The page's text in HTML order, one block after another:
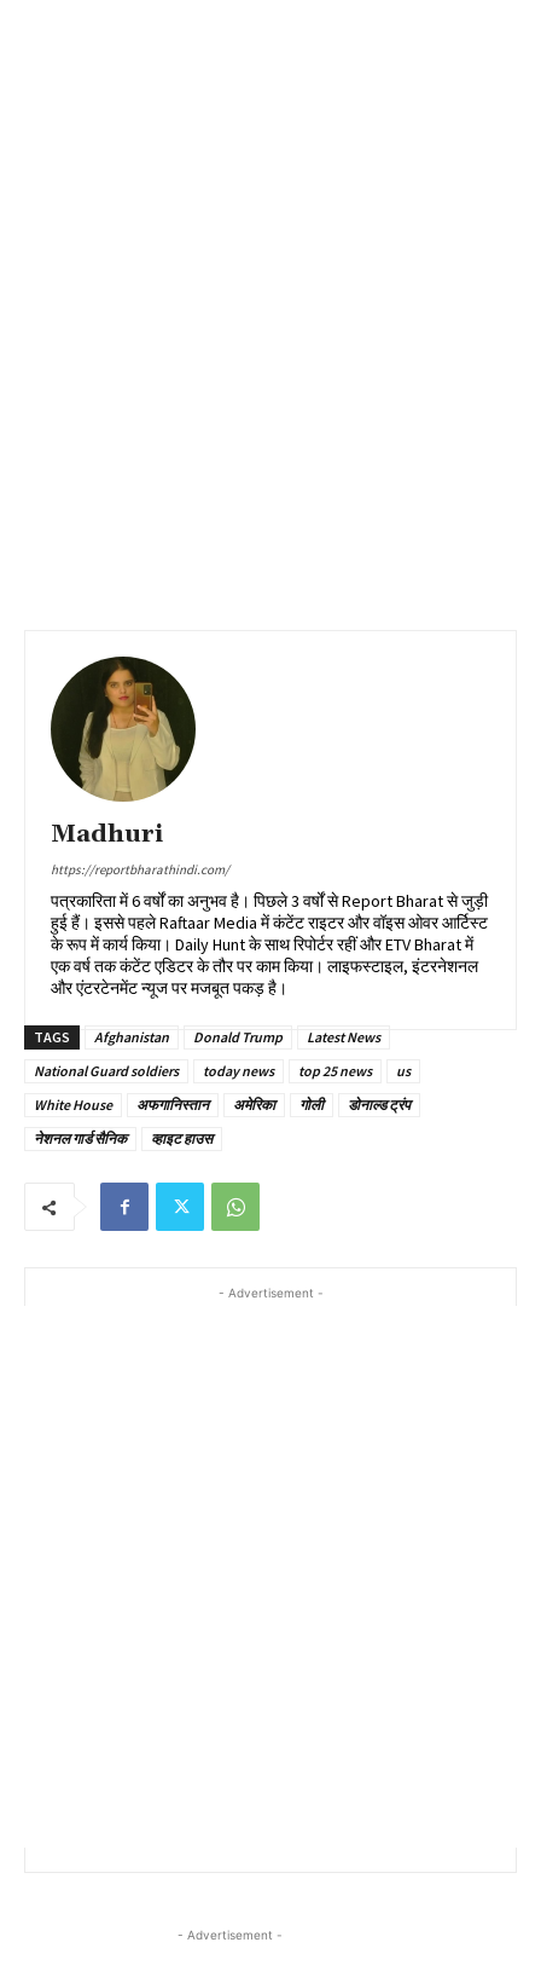
Madhuri
https://reportbharathindi.com/
पत्रकारिता में 6 वर्षों का अनुभव है। पिछले 3 वर्षों से Report Bharat से जुड़ी
हुई हैं। इससे पहले Raftaar Media में कंटेंट राइटर और वॉइस ओवर आर्टिस्ट
के रूप में कार्य किया। Daily Hunt के साथ रिपोर्टर रहीं और ETV Bharat में
एक वर्ष तक कंटेंट एडिटर के तौर पर काम किया। लाइफस्टाइल, इंटरनेशनल
और एंटरटेनमेंट न्यूज पर मजबूत पकड़ है।
TAGS Afghanistan Donald Trump
Latest News
National Guard soldiers
today news top 25 news
us
White House
अफगानिस्तान अमेरिका गोली
डोनाल्ड ट्रंप
नेशनल गार्ड सैनिक
व्हाइट हाउस
- Advertisement -
- Advertisement -